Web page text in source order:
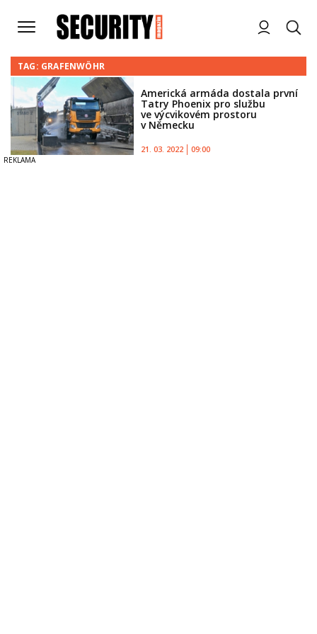
TAG: GRAFENWÖHR
Americká armáda dostala první
Tatry Phoenix pro službu
ve výcvikovém prostoru
v Německu
21. 03. 2022 09:00